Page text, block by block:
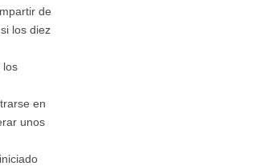
de
los diez
los
en
unos